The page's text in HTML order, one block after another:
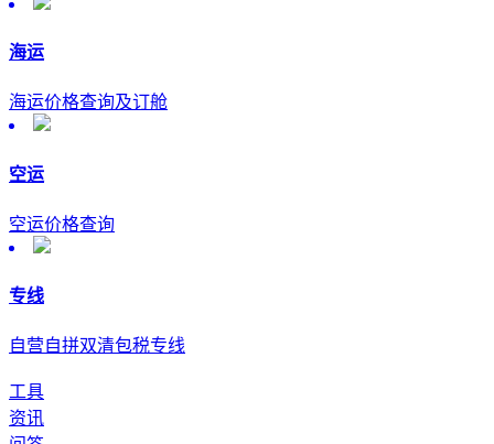
海运
海运价格查询及订舱
空运
空运价格查询
专线
自营自拼双清包税专线
工具
资讯